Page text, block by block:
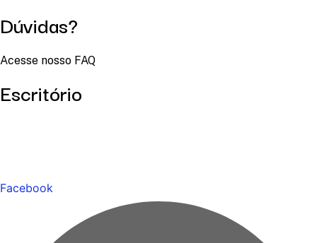
Dúvidas?
Acesse nosso FAQ
Escritório
Facebook